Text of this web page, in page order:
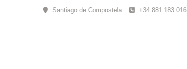
Santiago de Compostela +34 881 183 016